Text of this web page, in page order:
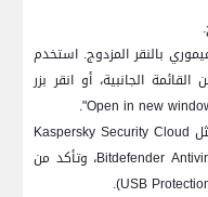
بالنقر المزدوج. استخدم
الجانبية، أو انقر بزر
Open in new
".
Kaspersky Security Cloud
Bitdefender، وتأكد من
USB
).